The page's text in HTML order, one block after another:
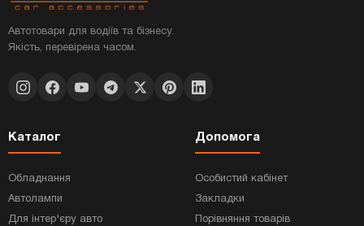
Автотовари для водіїв та бізнесу.
Якість, перевірена часом.
Каталог
Обладнання
Автолампи
Для інтер'єру авто
Допомога
Особистий кабінет
Закладки
Порівняння товарів